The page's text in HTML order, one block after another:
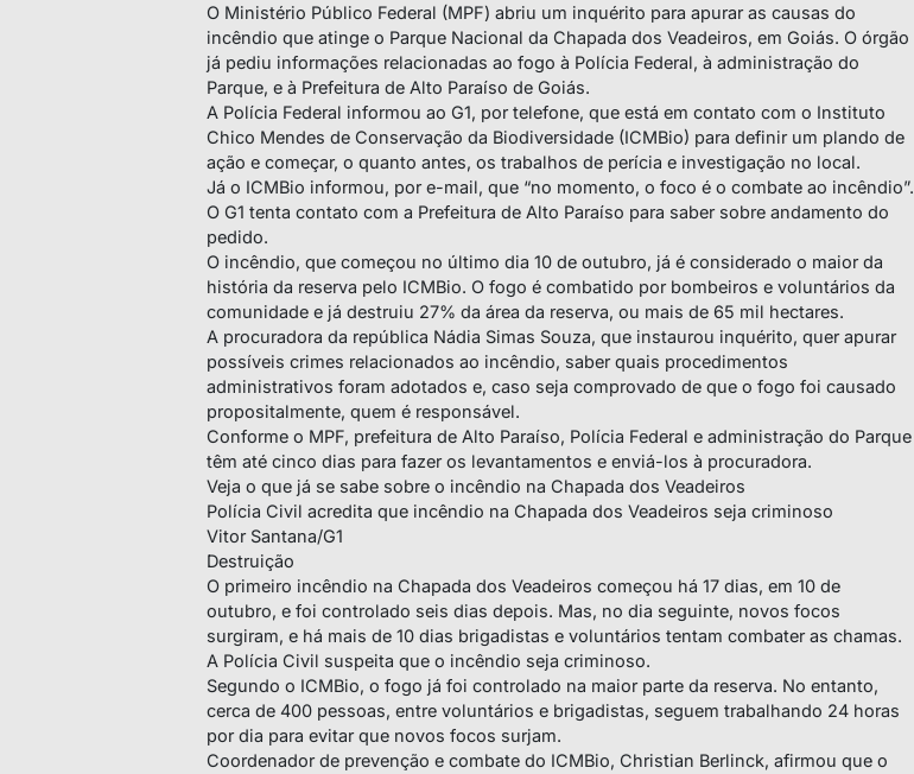
O Ministério Público Federal (MPF) abriu um inquérito para apurar as causas do
incêndio que atinge o Parque Nacional da Chapada dos Veadeiros, em Goiás. O órgão
já pediu informações relacionadas ao fogo à Polícia Federal, à administração do
Parque, e à Prefeitura de Alto Paraíso de Goiás.
A Polícia Federal informou ao G1, por telefone, que está em contato com o Instituto
Chico Mendes de Conservação da Biodiversidade (ICMBio) para definir um plando de
ação e começar, o quanto antes, os trabalhos de perícia e investigação no local.
Já o ICMBio informou, por e-mail, que “no momento, o foco é o combate ao incêndio”.
O G1 tenta contato com a Prefeitura de Alto Paraíso para saber sobre andamento do
pedido.
O incêndio, que começou no último dia 10 de outubro, já é considerado o maior da
história da reserva pelo ICMBio. O fogo é combatido por bombeiros e voluntários da
comunidade e já destruiu 27% da área da reserva, ou mais de 65 mil hectares.
A procuradora da república Nádia Simas Souza, que instaurou inquérito, quer apurar
possíveis crimes relacionados ao incêndio, saber quais procedimentos
administrativos foram adotados e, caso seja comprovado de que o fogo foi causado
propositalmente, quem é responsável.
Conforme o MPF, prefeitura de Alto Paraíso, Polícia Federal e administração do Parque
têm até cinco dias para fazer os levantamentos e enviá-los à procuradora.
Veja o que já se sabe sobre o incêndio na Chapada dos Veadeiros
Polícia Civil acredita que incêndio na Chapada dos Veadeiros seja criminoso
Vitor Santana/G1
Destruição
O primeiro incêndio na Chapada dos Veadeiros começou há 17 dias, em 10 de
outubro, e foi controlado seis dias depois. Mas, no dia seguinte, novos focos
surgiram, e há mais de 10 dias brigadistas e voluntários tentam combater as chamas.
A Polícia Civil suspeita que o incêndio seja criminoso.
Segundo o ICMBio, o fogo já foi controlado na maior parte da reserva. No entanto,
cerca de 400 pessoas, entre voluntários e brigadistas, seguem trabalhando 24 horas
por dia para evitar que novos focos surjam.
Coordenador de prevenção e combate do ICMBio, Christian Berlinck, afirmou que o